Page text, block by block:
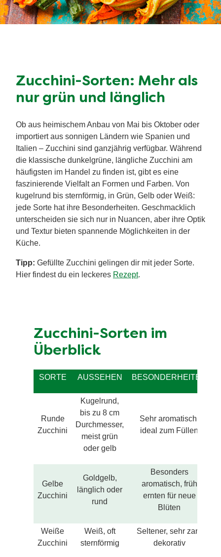
Zucchini-Sorten: Mehr als
nur grün und länglich
Ob aus heimischem Anbau von Mai bis Oktober oder
importiert aus sonnigen Ländern wie Spanien und
Italien – Zucchini sind ganzjährig verfügbar. Während
die klassische dunkelgrüne, längliche Zucchini am
häufigsten im Handel zu finden ist, gibt es eine
faszinierende Vielfalt an Formen und Farben. Von
kugelrund bis sternförmig, in Grün, Gelb oder Weiß:
jede Sorte hat ihre Besonderheiten. Geschmacklich
unterscheiden sie sich nur in Nuancen, aber ihre Optik
und Textur bieten spannende Möglichkeiten in der
Küche.
Tipp: Gefüllte Zucchini gelingen dir mit jeder Sorte.
Hier findest du ein leckeres Rezept.
Zucchini-Sorten im
Überblick
SORTE AUSSEHEN BESONDERHEITEN
Runde
Zucchini
Kugelrund,
bis zu 8 cm
Durchmesser,
meist grün
oder gelb
Sehr aromatisch,
ideal zum Füllen
Gelbe
Zucchini
Goldgelb,
länglich oder
rund
Besonders
aromatisch, früh
ernten für neue
Blüten
Weiße
Zucchini
Weiß, oft
sternförmig
Seltener, sehr zart,
dekorativ